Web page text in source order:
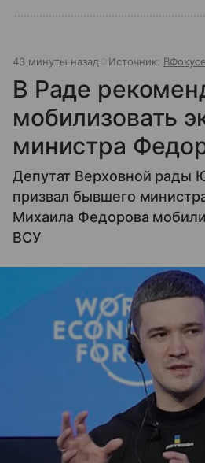
43 минуты назад Источник:
В Раде
мобилизовать
министра
Депутат Верховной рады
призвал бывшего
Михаила Федорова
ВСУ